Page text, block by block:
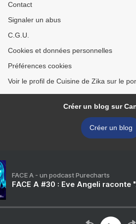
Contact
Signaler un abus
C.G.U.
Cookies et données personnelles
Préférences cookies
Voir le profil de Cuisine de Zika sur le
Créer un blog sur
Créer un blog
FACE A - un podcast Purecharts
FACE A #30 : Eve Angeli raconte